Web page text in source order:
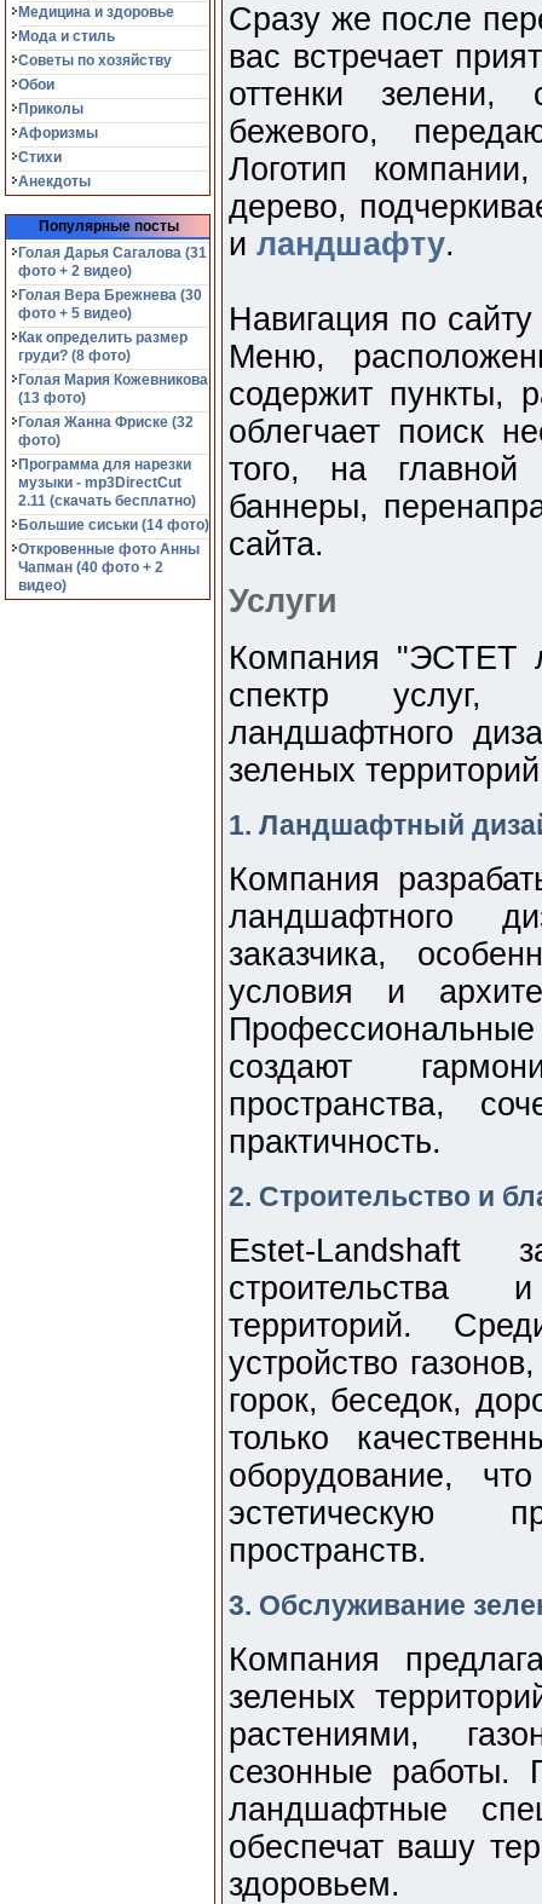
Медицина и здоровье
Мода и стиль
Советы по хозяйству
Обои
Приколы
Афоризмы
Стихи
Анекдоты
Популярные посты
Голая Дарья Сагалова (31
фото + 2 видео)
Голая Вера Брежнева (30
фото + 5 видео)
Как определить размер
груди? (8 фото)
Голая Мария Кожевникова
(13 фото)
Голая Жанна Фриске (32
фото)
Программа для нарезки
музыки - mp3DirectCut
2.11 (cкачать бесплатно)
Большие сиськи (14 фото)
Откровенные фото Анны
Чапман (40 фото + 2
видео)
Сразу же после
вас встречает
оттенки зелени,
бежевого,
Логотип
дерево,
и ландшафту.
Навигация по
Меню,
содержит пункты,
облегчает поиск
того, на главной
баннеры,
сайта.
Услуги
Компания "ЭСТЕТ
спектр услуг,
ландшафтного
зеленых
1. Ландшафтный
Компания
ландшафтного
заказчика,
условия и
создают
пространства,
практичность.
2. Строительство и
Estet-Landshaft
строительства
территорий.
устройство
горок, беседок,
только
оборудование,
эстетическую
пространств.
3. Обслуживание
Компания
зеленых
растениями,
сезонные работы.
ландшафтные
обеспечат вашу
здоровьем.